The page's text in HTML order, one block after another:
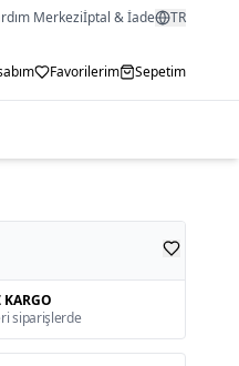
Merkeziİptal & İade TR
Favorilerim Sepetim
KARGO
siparişlerde